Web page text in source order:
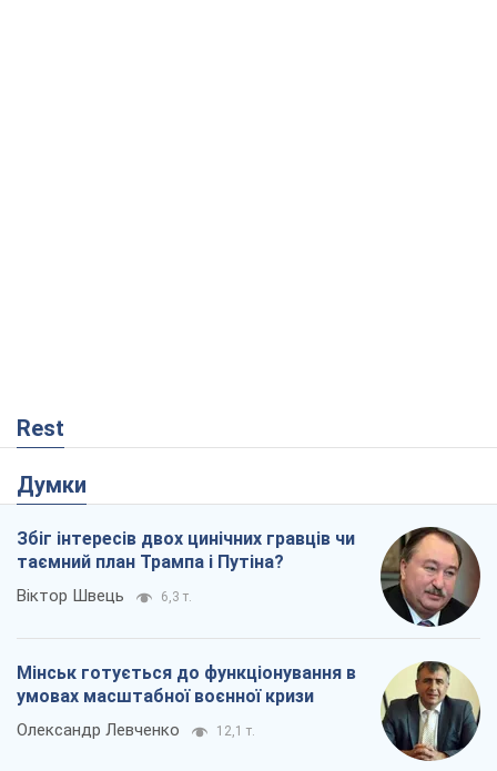
Rest
Думки
Збіг інтересів двох цинічних гравців чи
таємний план Трампа і Путіна?
Віктор Швець 6,3 т.
Мінськ готується до функціонування в
умовах масштабної воєнної кризи
Олександр Левченко 12,1 т.